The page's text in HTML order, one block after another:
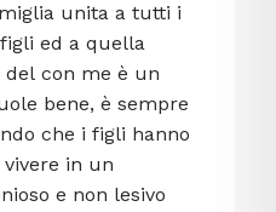
unita a tutti i
ed a quella
con me è un
bene, è sempre
che i figli hanno
in un
e non lesivo